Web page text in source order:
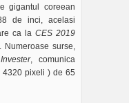
gigantul coreean
de inci, acelasi
ca la CES 2019
surse,
, comunica
4320 pixeli ) de 65